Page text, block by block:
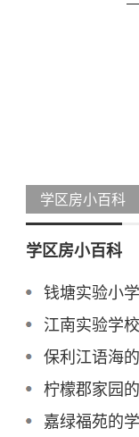
学区房小百科
学区房小百科
钱塘实验小
江南实验学
保利江语海
柠檬郡家园
嘉绿福苑的